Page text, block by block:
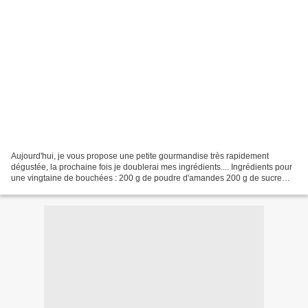
Aujourd'hui, je vous propose une petite gourmandise très rapidement
dégustée, la prochaine fois je doublerai mes ingrédients.... Ingrédients pour
une vingtaine de bouchées : 200 g de poudre d'amandes 200 g de sucre